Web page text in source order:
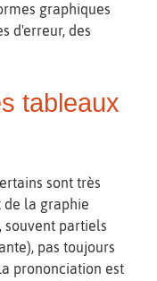
graphiques
d'erreur, des
tableaux
sont très
de la graphie
souvent partiels
pas toujours
prononciation est